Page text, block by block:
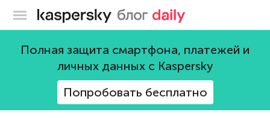
Блог Касперского
Полная защита смартфона, платежей и
личных данных с Kaspersky
Попробовать бесплатно